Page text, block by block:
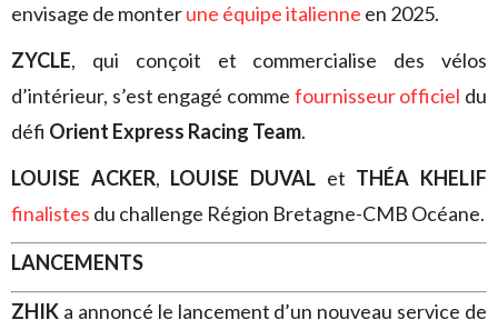
envisage de monterune équipe italienne en 2025.
ZYCLE, qui conçoit et commercialise des vélos
d’intérieur, s’est engagé comme fournisseur officiel du
défi Orient Express Racing Team.
LOUISE ACKER, LOUISE DUVAL et THÉA KHELIF
finalistes du challenge Région Bretagne-CMB Océane.
LANCEMENTS
ZHIK a annoncé le lancement d’un nouveau service de